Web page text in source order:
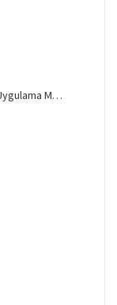
İTÜ Prof.Dr. Orhan KURAL Eğitim ve Uygulama Merkezi Açılışı